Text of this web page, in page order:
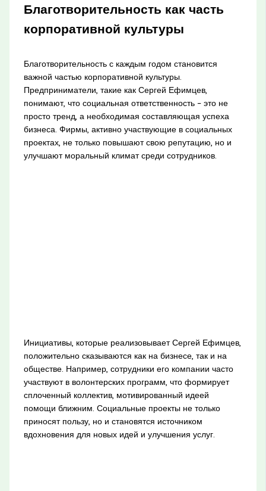
Благотворительность как часть
корпоративной культуры
Благотворительность с каждым годом становится
важной частью корпоративной культуры.
Предприниматели, такие как Сергей Ефимцев,
понимают, что социальная ответственность – это не
просто тренд, а необходимая составляющая успеха
бизнеса. Фирмы, активно участвующие в социальных
проектах, не только повышают свою репутацию, но и
улучшают моральный климат среди сотрудников.
Инициативы, которые реализовывает Сергей Ефимцев,
положительно сказываются как на бизнесе, так и на
обществе. Например, сотрудники его компании часто
участвуют в волонтерских программ, что формирует
сплоченный коллектив, мотивированный идеей
помощи ближним. Социальные проекты не только
приносят пользу, но и становятся источником
вдохновения для новых идей и улучшения услуг.